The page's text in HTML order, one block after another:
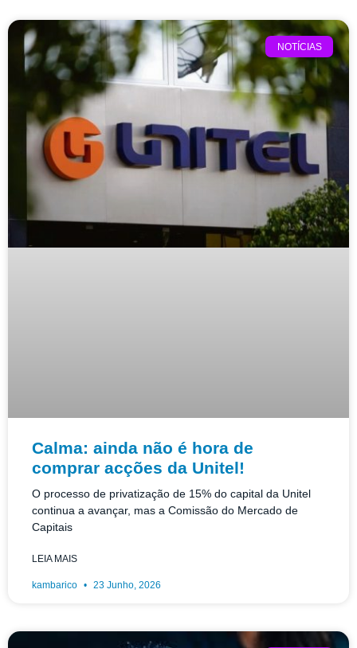
NOTÍCIAS
Calma: ainda não é hora de
comprar acções da Unitel!
O processo de privatização de 15% do capital da Unitel
continua a avançar, mas a Comissão do Mercado de
Capitais
LEIA MAIS
kambarico 23 Junho, 2026